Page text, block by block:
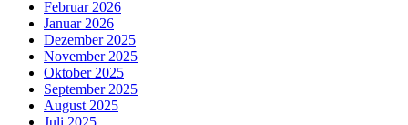
Februar 2026
Januar 2026
Dezember 2025
November 2025
Oktober 2025
September 2025
August 2025
Juli 2025